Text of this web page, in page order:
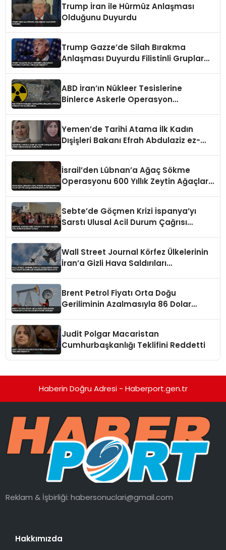
Trump İran ile Hürmüz Anlaşması
Olduğunu Duyurdu
Trump Gazze’de Silah Bırakma
Anlaşması Duyurdu Filistinli Gruplar
ABD İran’ın Nükleer Tesislerine
Binlerce Askerle Operasyon
Yemen’de Tarihi Atama İlk Kadın
Dışişleri Bakanı Efrah Abdulaziz ez-
İsrail’den Lübnan’a Ağaç Sökme
Operasyonu 600 Yıllık Zeytin Ağaçları
Sebte’de Göçmen Krizi İspanya’yı
Sarstı Ulusal Acil Durum Çağrısı
Wall Street Journal Körfez Ülkelerinin
İran’a Gizli Hava Saldırıları
Brent Petrol Fiyatı Orta Doğu
Geriliminin Azalmasıyla 86 Dolar
Judit Polgar Macaristan
Cumhurbaşkanlığı Teklifini Reddetti
Haberin Doğru Adresi - Haberport.gen.tr
Reklam & İşbirliği:habersonuclari@gmail.com
Hakkımızda